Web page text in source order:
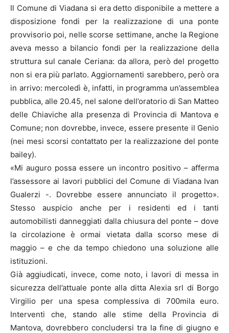
Il Comune di Viadana si era detto disponibile a mettere a
disposizione fondi per la realizzazione di una ponte
provvisorio poi, nelle scorse settimane, anche la Regione
aveva messo a bilancio fondi per la realizzazione della
struttura sul canale Ceriana: da allora, però del progetto
non si era più parlato. Aggiornamenti sarebbero, però ora
in arrivo: mercoledì è, infatti, in programma un’assemblea
pubblica, alle 20.45, nel salone dell’oratorio di San Matteo
delle Chiaviche alla presenza di Provincia di Mantova e
Comune; non dovrebbe, invece, essere presente il Genio
(nei mesi scorsi contattato per la realizzazione del ponte
bailey).
«Mi auguro possa essere un incontro positivo – afferma
l’assessore ai lavori pubblici del Comune di Viadana Ivan
Gualerzi -. Dovrebbe essere annunciato il progetto».
Stesso auspicio anche per i residenti ed i tanti
automobilisti danneggiati dalla chiusura del ponte – dove
la circolazione è ormai vietata dalla scorso mese di
maggio – e che da tempo chiedono una soluzione alle
istituzioni.
Già aggiudicati, invece, come noto, i lavori di messa in
sicurezza dell’attuale ponte alla ditta Alexia srl di Borgo
Virgilio per una spesa complessiva di 700mila euro.
Interventi che, stando alle stime della Provincia di
Mantova, dovrebbero concludersi tra la fine di giugno e